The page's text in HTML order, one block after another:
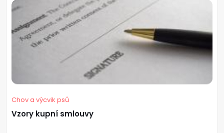
Chov a výcvik psů
Vzory kupní smlouvy